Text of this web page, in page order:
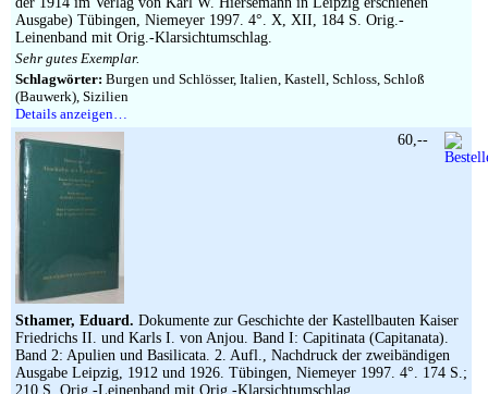
Ausgabe) Tübingen, Niemeyer 1997. 4°. X, XII, 184 S. Orig.-
Leinenband mit Orig.-Klarsichtumschlag.
Sehr gutes Exemplar.
Schlagwörter: Burgen und Schlösser, Italien, Kastell, Schloss, Schloß
(Bauwerk), Sizilien
Details anzeigen…
Sthamer, Eduard. Dokumente zur Geschichte der Kastellbauten Kaiser
Friedrichs II. und Karls I. von Anjou. Band I: Capitinata (Capitanata).
Band 2: Apulien und Basilicata. 2. Aufl., Nachdruck der zweibändigen
Ausgabe Leipzig, 1912 und 1926. Tübingen, Niemeyer 1997. 4°. 174 S.;
210 S. Orig.-Leinenband mit Orig.-Klarsichtumschlag.
60,--